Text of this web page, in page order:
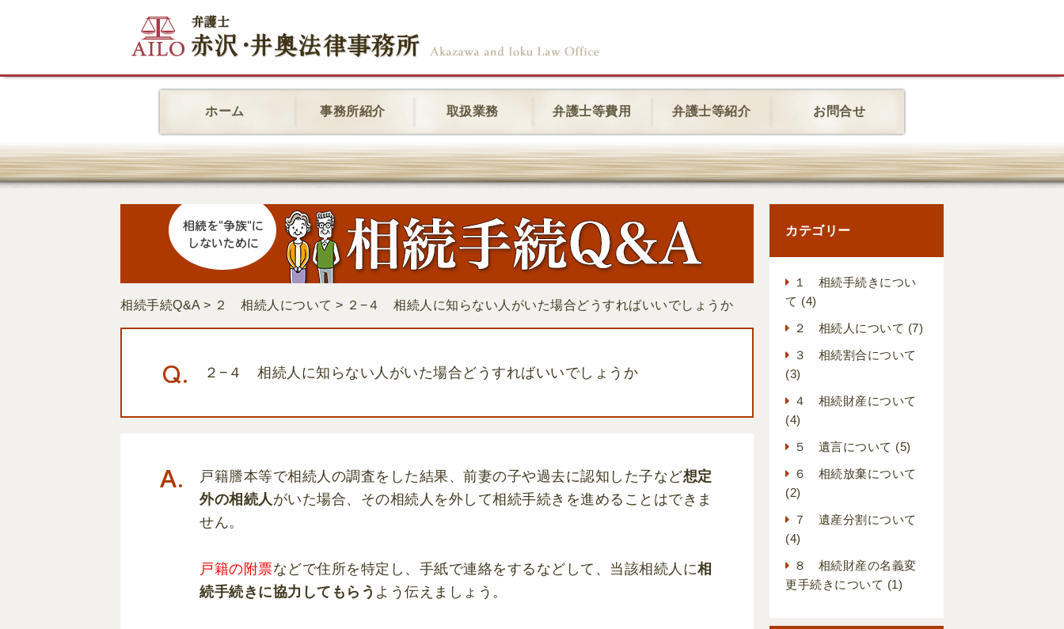
ホーム 事務所紹介 取扱業務 弁護士等費用 弁護士等紹介 お問合せ
相続手続Q&A > ２ 相続人について > ２−４ 相続人に知らない人がいた場合どうすればいいでしょうか
２−４ 相続人に知らない人がいた場合どうすればいいでしょうか
戸籍謄本等で相続人の調査をした結果、前妻の子や過去に認知した子など想定
外の相続人がいた場合、その相続人を外して相続手続きを進めることはできま
せん。
戸籍の附票などで住所を特定し、手紙で連絡をするなどして、当該相続人に相
続手続きに協力してもらう よう伝えましょう。
カテゴリー
１ 相続手続きについ
て (4)
２ 相続人について (7)
３ 相続割合について
(3)
４ 相続財産について
(4)
５ 遺言について (5)
６ 相続放棄について
(2)
７ 遺産分割について
(4)
８ 相続財産の名義変
更手続きについて (1)